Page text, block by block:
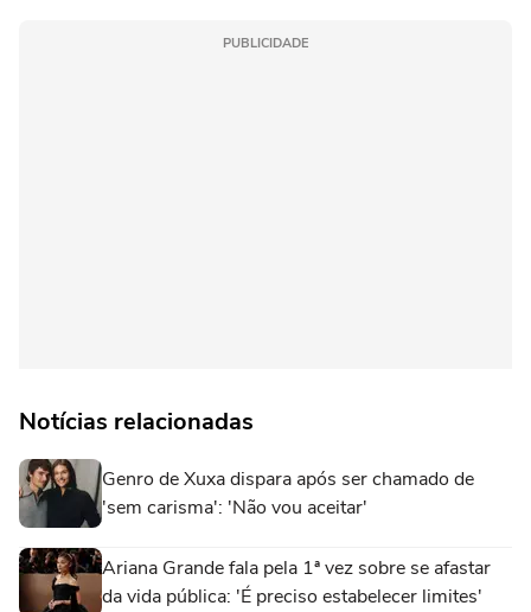
PUBLICIDADE
Notícias relacionadas
Genro de Xuxa dispara após ser chamado de
'sem carisma': 'Não vou aceitar'
Ariana Grande fala pela 1ª vez sobre se afastar
da vida pública: 'É preciso estabelecer limites'